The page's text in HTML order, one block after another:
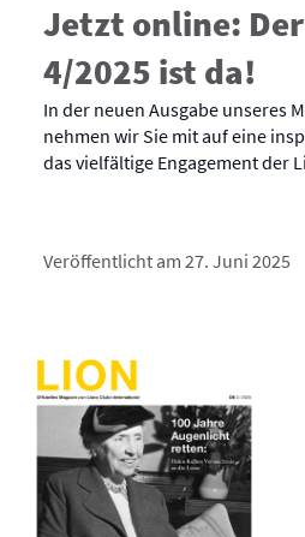
Jetzt online: Der
4/2025 ist da!
In der neuen Ausgabe unseres
nehmen wir Sie mit auf eine
das vielfältige Engagement der
Veröffentlicht am 27. Juni 2025